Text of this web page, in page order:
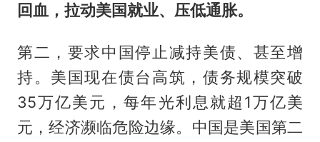
回血，拉动美国就业、压低通胀。
第二，要求中国停止减持美债、甚至增
持。美国现在债台高筑，债务规模突破
35万亿美元，每年光利息就超1万亿美
元，经济濒临危险边缘。中国是美国第二